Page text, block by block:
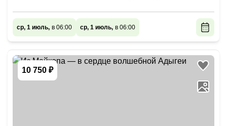
ср, 1 июль, в 06:00 ср, 1 июль, в 06:00
10 750 ₽